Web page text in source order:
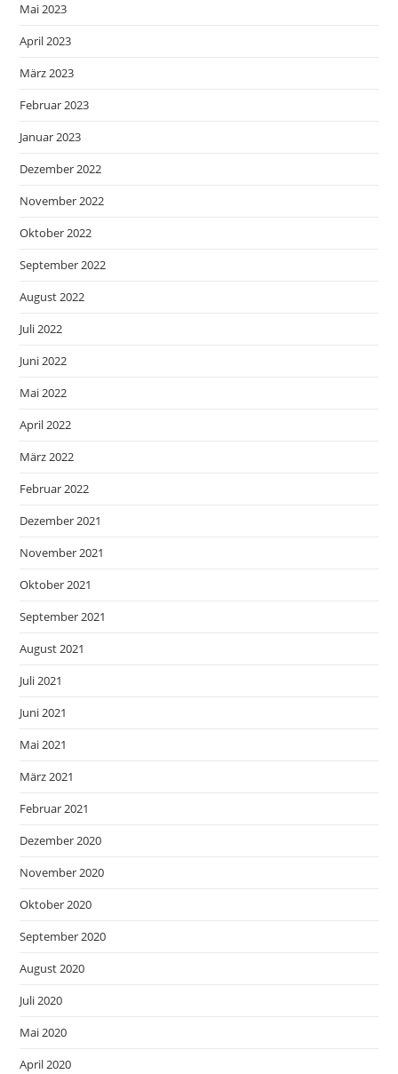
Mai 2023
April 2023
März 2023
Februar 2023
Januar 2023
Dezember 2022
November 2022
Oktober 2022
September 2022
August 2022
Juli 2022
Juni 2022
Mai 2022
April 2022
März 2022
Februar 2022
Dezember 2021
November 2021
Oktober 2021
September 2021
August 2021
Juli 2021
Juni 2021
Mai 2021
März 2021
Februar 2021
Dezember 2020
November 2020
Oktober 2020
September 2020
August 2020
Juli 2020
Mai 2020
April 2020